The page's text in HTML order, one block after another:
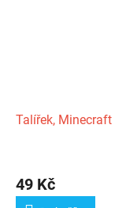
Talířek, Minecraft
49 Kč